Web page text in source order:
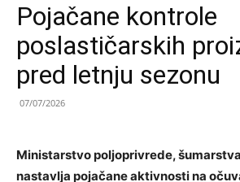
Pojačane kontrole
poslastičarskih
pred letnju sezonu
07/07/2026
Ministarstvo poljoprivrede,
nastavlja pojačane aktivnosti na